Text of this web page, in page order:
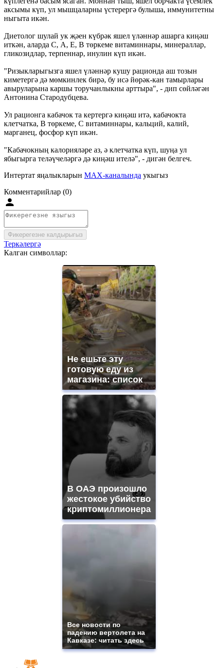
аксымы күп, ул мышцаларны үстерергә булыша, иммунитетны
ныгыта икән.
Диетолог шулай ук җәен күбрәк яшел үләннәр ашарга киңәш
иткән, аларда С, А, Е, В төркеме витаминнары, минераллар,
гликозидлар, терпеннар, инулин күп икән.
"Ризыкларыгызга яшел үләннәр кушу рационда аш тозын
киметергә дә мөмкинлек бирә, бу исә йөрәк-кан тамырлары
авыруларына каршы торучанлыкны арттыра", - дип сөйләгән
Антонина Стародубцева.
Ул рационга кабачок та кертергә киңәш итә, кабачокта
клетчатка, В төркеме, С витаминнары, кальций, калий,
марганец, фосфор күп икән.
"Кабачокның калорияләре аз, ә клетчатка күп, шуңа ул
ябыгырга теләүчеләргә дә киңәш ителә", - дигән белгеч.
Интертат яңалыкларын MAX-каналында укыгыз
Комментарийлар (0)
Фикерегезне калдырыгыз
Теркәлергә
Калган символлар:
Не ешьте эту
готовую еду из
магазина: список
В ОАЭ произошло
жестокое убийство
криптомиллионера
Все новости по
падению вертолета на
Кавказе: читать здесь